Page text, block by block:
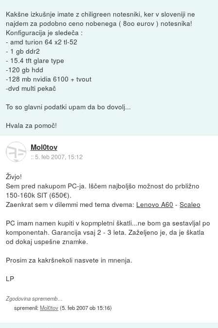
Kakšne izkušnje imate z chiligreen notesniki, ker v sloveniji ne
najdem za podobno ceno nobenega ( 8oo eurov ) notesnika!
Konfiguracija je sledeča :
- amd turion 64 x2 tl-52
- 1 gb ddr2
- 15.4 tft glare type
-120 gb hdd
-128 mb nvidia 6100 + tvout
-dvd multi pekač
To so glavni podatki upam da bo dovolj...
Hvala za pomoč!
Mol0tov
::5. feb 2007, 15:12
Živjo!
Sem pred nakupom PC-ja. Iščem najboljšo možnost do prbližno
150-160k SIT (650€).
Zaenkrat sem v dilemmi med tema dvema: Lenovo A60 -Scaleo
PC imam namen kupiti v kopmpletni škatli...ne bom ga sestavljal po
komponentah. Garancija vsaj 2 - 3 leta. Zaželjeno je, da je škatla
od dokaj uspešne znamke.
Prosim za kakršnekoli nasvete in mnenja.
LP
Zgodovina sprememb…
spremenil:Mol0tov(5. feb 2007 ob 15:16)